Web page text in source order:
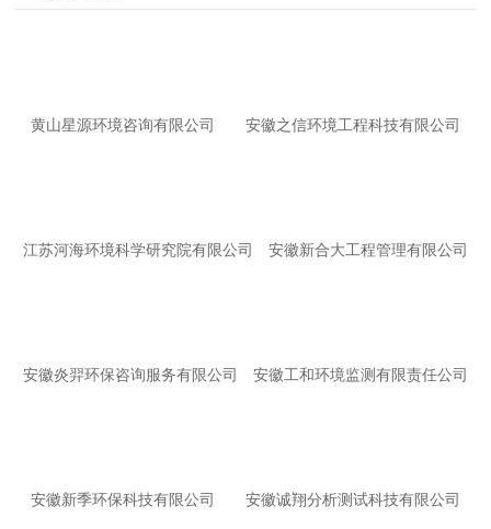
黄山星源环境咨询有限公司 安徽之信环境工程科技有限公司
江苏河海环境科学研究院有限公司 安徽新合大工程管理有限公司
安徽炎羿环保咨询服务有限公司 安徽工和环境监测有限责任公司
安徽新季环保科技有限公司 安徽诚翔分析测试科技有限公司